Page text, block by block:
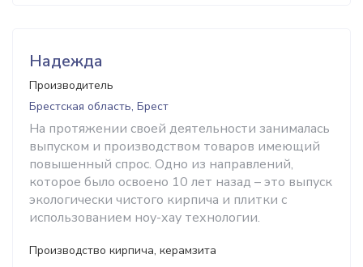
Надежда
Производитель
Брестская область, Брест
На протяжении своей деятельности занималась
выпуском и производством товаров имеющий
повышенный спрос. Одно из направлений,
которое было освоено 10 лет назад – это выпуск
экологически чистого кирпича и плитки с
использованием ноу-хау технологии.
Производство кирпича, керамзита